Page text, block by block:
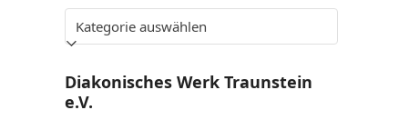
Kategorien
Diakonisches Werk Traunstein
e.V.